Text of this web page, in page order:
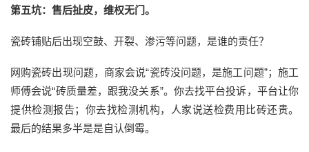
第五坑：售后扯皮，维权无门。
瓷砖铺贴后出现空鼓、开裂、渗污等问题，是谁的责任？
网购瓷砖出现问题，商家会说“瓷砖没问题，是施工问题”；施工
师傅会说“砖质量差，跟我没关系”。你去找平台投诉，平台让你
提供检测报告；你去找检测机构，人家说送检费用比砖还贵。
最后的结果多半是是自认倒霉。